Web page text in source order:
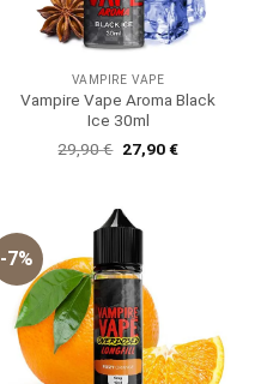
VAMPIRE VAPE
Vampire Vape Aroma Black
Ice 30ml
29,90€ Ursprünglicher
Preis
27,90€Aktueller
-7%